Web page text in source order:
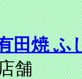
田焼 ふ
舗